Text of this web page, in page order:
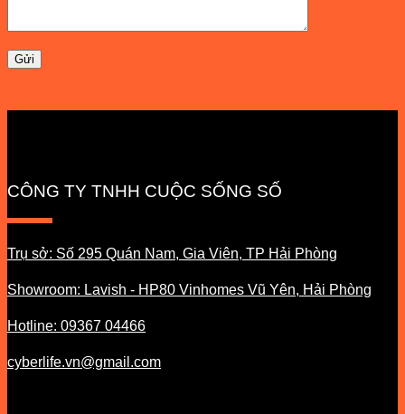
CÔNG TY TNHH CUỘC SỐNG SỐ
Trụ sở: Số 295 Quán Nam, Gia Viên, TP Hải Phòng
Showroom: Lavish - HP80 Vinhomes Vũ Yên, Hải Phòng
Hotline: 09367 04466
cyberlife.vn@gmail.com